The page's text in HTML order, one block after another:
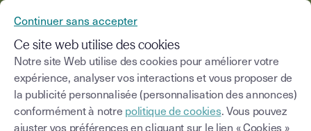
Choisir une catégorie Saisissez un terme
Blog
Continuer sans accepter
Ce site web utilise des cookies
Notre site Web utilise des cookies pour améliorer votre
expérience, analyser vos interactions et vous proposer de
la publicité personnalisée (personnalisation des annonces)
conformément à notre politique de cookies. Vous pouvez
ajuster vos préférences en cliquant sur le lien « Cookies »